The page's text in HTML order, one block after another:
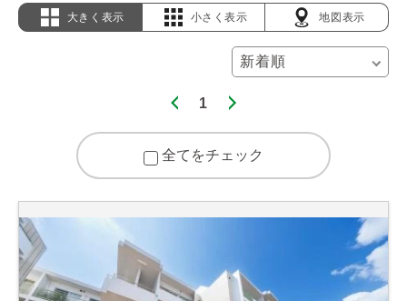
大きく表示 小さく表示 地図表示
1
全てをチェック